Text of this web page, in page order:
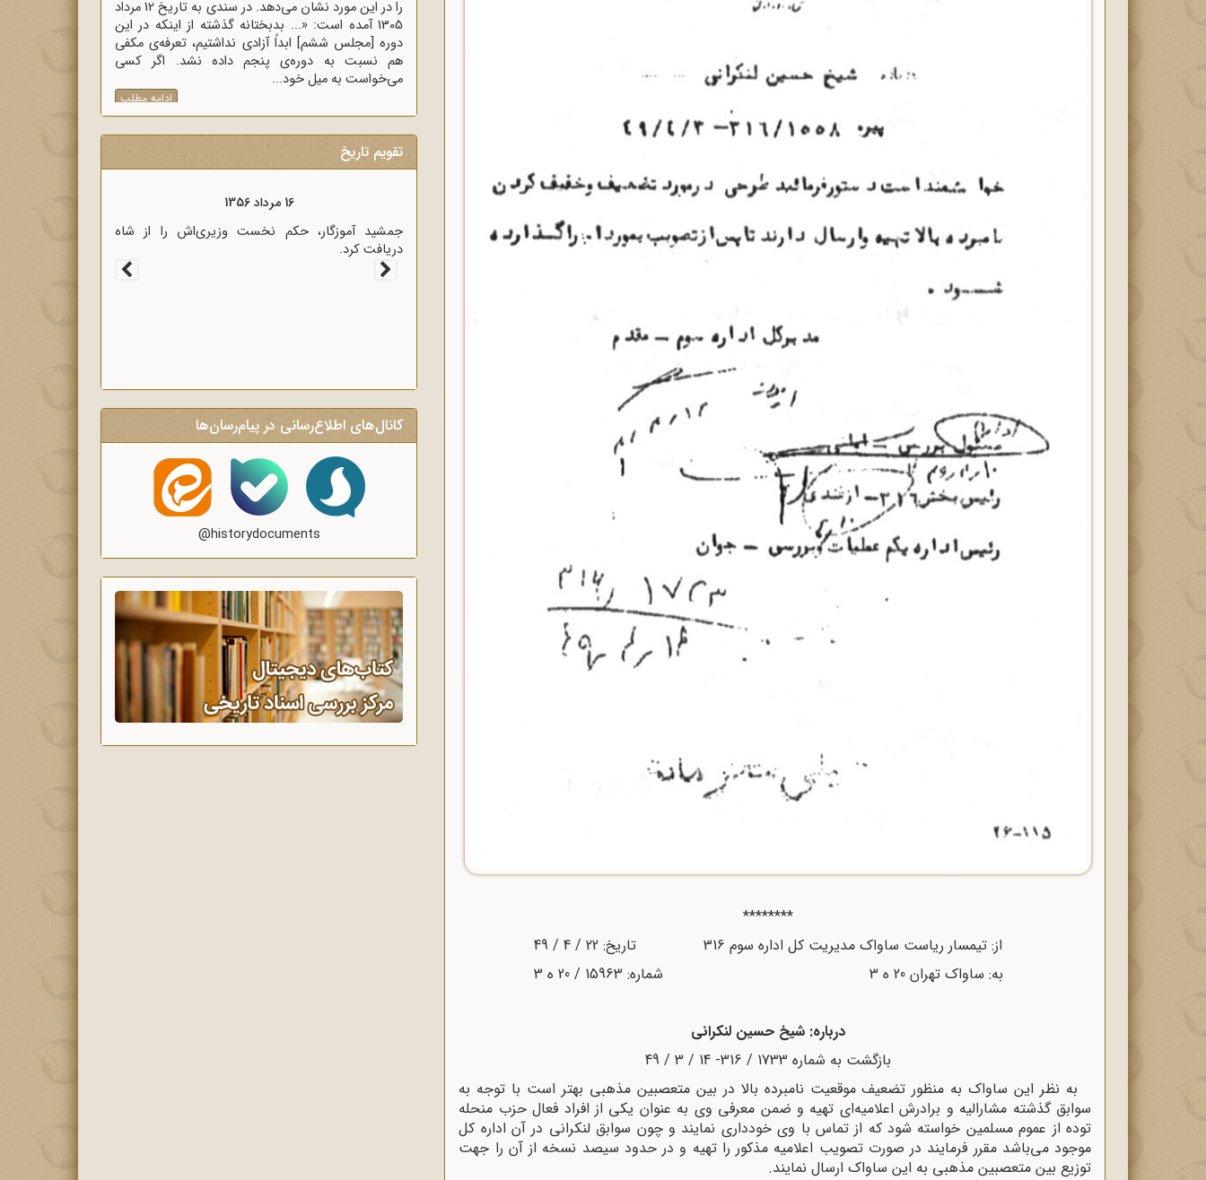
********
از: تیمسار ریاست ساواک مدیریت کل اداره سوم 316 تاریخ: 22 / 4 / 49
به: ساواک تهران 20 ه‌ 3 شماره: 15963 / 20 ه‌ 3
درباره: شیخ حسین لنکرانی
بازگشت به شماره 1733 / 316- 14 / 3 / 49
به نظر این ساواک به منظور تضعیف موقعیت نامبرده بالا در بین متعصبین مذهبی بهتر است با توجه به
سوابق گذشته مشارالیه و برادرش اعلامیه‌ای تهیه و ضمن معرفی وی به عنوان یکی از افراد فعال حزب منحله
توده از عموم مسلمین خواسته شود که از تماس با وی خودداری نمایند و چون سوابق لنکرانی در آن اداره کل
موجود می‌باشد مقرر فرمایند در صورت تصویب اعلامیه مذکور را تهیه و در حدود سیصد نسخه از آن را جهت
توزیع بین متعصبین مذهبی به این ساواک ارسال نمایند.
را در این مورد نشان می‌دهد. در سندی به تاریخ 12 مرداد
1305 آمده است: «... بدبختانه گذشته از اینکه در این
دوره [مجلس ششم] ابداً آزادی نداشتیم، تعرفه‌ی مکفی
هم نسبت به دوره‌ی پنجم داده نشد. اگر کسی
می‌خواست به میل خود...
ادامه مطلب
تقویم تاریخ
16 مرداد 1357
آغاز سخنرانی‌های انتقادی و روشنگر وعاظ در لبیک به
پیام امام به وعاظ و روحانیون برای روشنگری و
آگاه‌سازی در منبرهای ماه رمضان.
کانال‌های اطلاع‌رسانی در پیام‌رسان‌ها
@historydocuments